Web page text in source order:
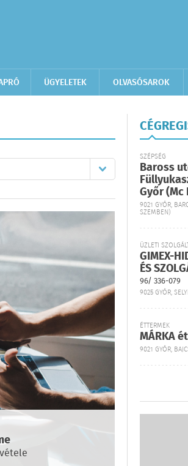
ÜGYELETEK OLVASÓSAROK
SZÉPSÉG
Baross
Győr
9021 GYŐR,
SZEMBEN)
ÜZLETI
GIMEX-
ÉS
96/ 336-079
9025 GYŐR,
ÉTTERMEK
MÁRKA
9021 GYŐR,